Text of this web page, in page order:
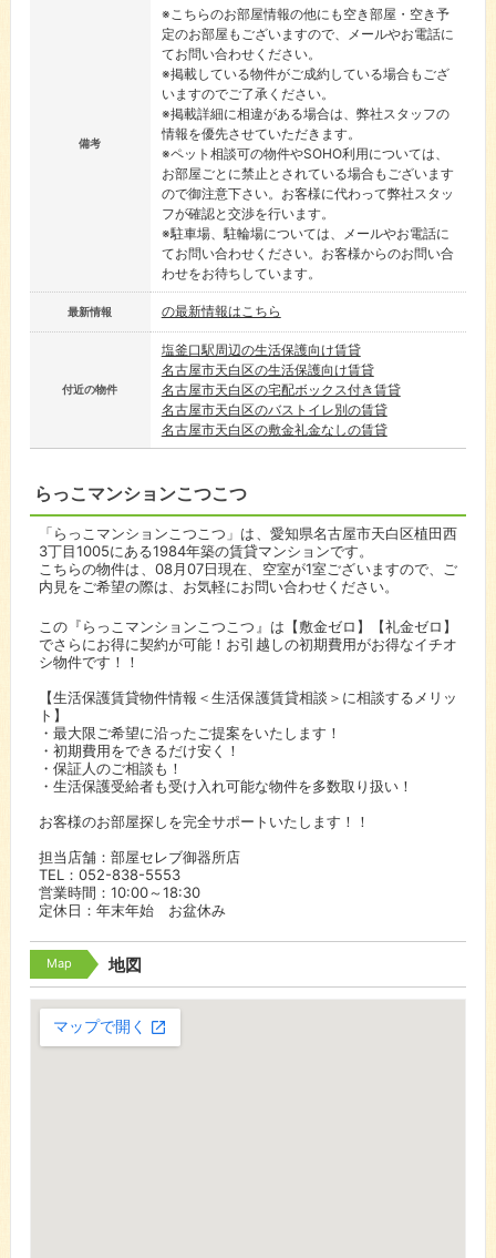
備考
※こちらのお部屋情報の他にも空き部屋・空き予
定のお部屋もございますので、メールやお電話に
てお問い合わせください。
※掲載している物件がご成約している場合もござ
いますのでご了承ください。
※掲載詳細に相違がある場合は、弊社スタッフの
情報を優先させていただきます。
※ペット相談可の物件やSOHO利用については、
お部屋ごとに禁止とされている場合もございます
ので御注意下さい。お客様に代わって弊社スタッ
フが確認と交渉を行います。
※駐車場、駐輪場については、メールやお電話に
てお問い合わせください。お客様からのお問い合
わせをお待ちしています。
最新情報 の最新情報はこちら
付近の物件
塩釜口駅周辺の生活保護向け賃貸
名古屋市天白区の生活保護向け賃貸
名古屋市天白区の宅配ボックス付き賃貸
名古屋市天白区のバストイレ別の賃貸
名古屋市天白区の敷金礼金なしの賃貸
らっこマンションこつこつ
「らっこマンションこつこつ」は、愛知県名古屋市天白区植田西
3丁目1005にある1984年築の賃貸マンションです。
こちらの物件は、08月07日現在、空室が1室ございますので、ご
内見をご希望の際は、お気軽にお問い合わせください。
この『らっこマンションこつこつ』は【敷金ゼロ】【礼金ゼロ】
でさらにお得に契約が可能！お引越しの初期費用がお得なイチオ
シ物件です！！
【生活保護賃貸物件情報＜生活保護賃貸相談＞に相談するメリッ
ト】
・最大限ご希望に沿ったご提案をいたします！
・初期費用をできるだけ安く！
・保証人のご相談も！
・生活保護受給者も受け入れ可能な物件を多数取り扱い！
お客様のお部屋探しを完全サポートいたします！！
担当店舗：部屋セレブ御器所店
TEL：052-838-5553
営業時間：10:00～18:30
定休日：年末年始 お盆休み
Map 地図